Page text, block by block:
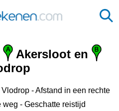
Akersloot en
- Afstand in een rechte
weg - Geschatte reistijd